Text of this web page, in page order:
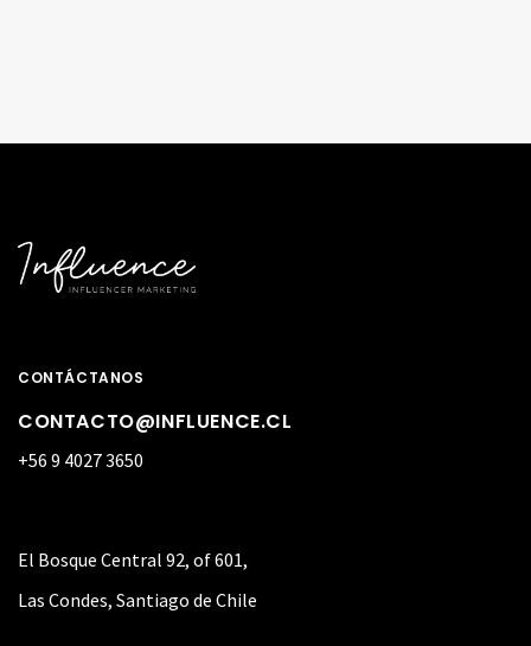
CONTÁCTANOS
CONTACTO@INFLUENCE.CL
+56 9 4027 3650
El Bosque Central 92, of 601,
Las Condes, Santiago de Chile